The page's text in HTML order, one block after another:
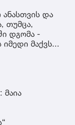
და
თუმცა,
დგომა -
მაქვს...
მაია